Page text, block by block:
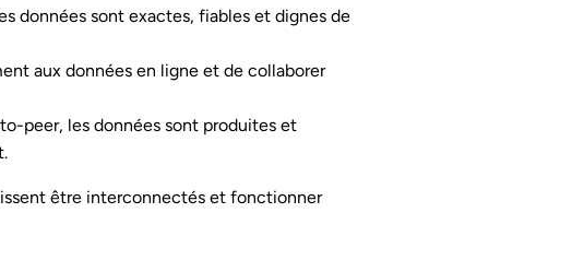
données sont exactes, fiables et dignes de
aux données en ligne et de collaborer
peer, les données sont produites et
être interconnectés et fonctionner